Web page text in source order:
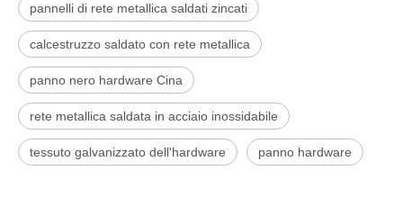
pannelli di rete metallica saldati zincati
calcestruzzo saldato con rete metallica
panno nero hardware Cina
rete metallica saldata in acciaio inossidabile
tessuto galvanizzato dell'hardware panno hardware